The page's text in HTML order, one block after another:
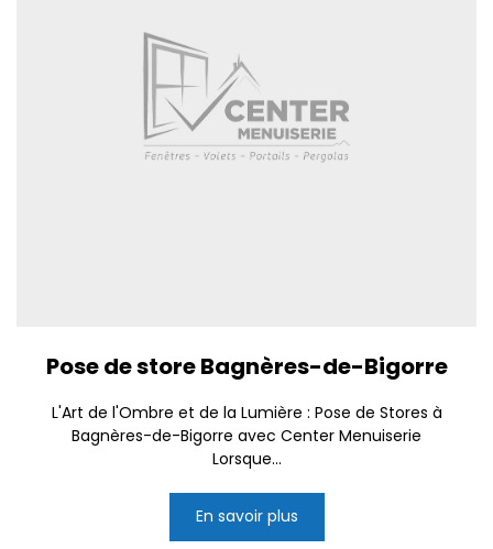
Pose de store Bagnères-de-Bigorre
L'Art de l'Ombre et de la Lumière : Pose de Stores à
Bagnères-de-Bigorre avec Center Menuiserie
Lorsque...
En savoir plus